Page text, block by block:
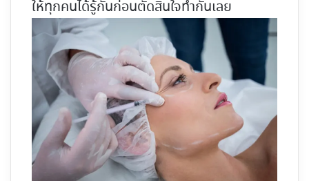
ให้ทุกคนได้รู้กันก่อนตัดสินใจทำกันเลย